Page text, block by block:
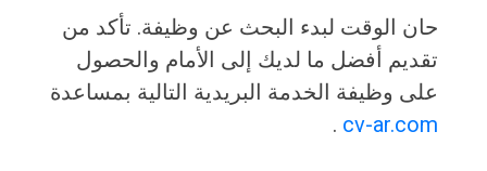
حان الوقت لبدء البحث عن وظيفة. تأكد من
تقديم أفضل ما لديك إلى الأمام والحصول
على وظيفة الخدمة البريدية التالية بمساعدة
cv-ar.com
.